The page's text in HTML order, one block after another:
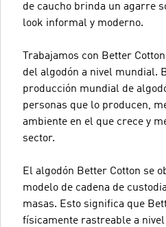
de caucho brinda un agarre
look informal y moderno.
Trabajamos con Better
del algodón a nivel mundial.
producción mundial de
personas que lo producen,
ambiente en el que crece y
sector.
El algodón Better Cotton se
modelo de cadena de
masas. Esto significa que
físicamente rastreable a